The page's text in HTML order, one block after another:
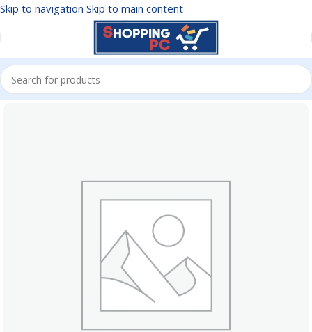
Skip to navigation Skip to main content
Inicio/CARGADORES